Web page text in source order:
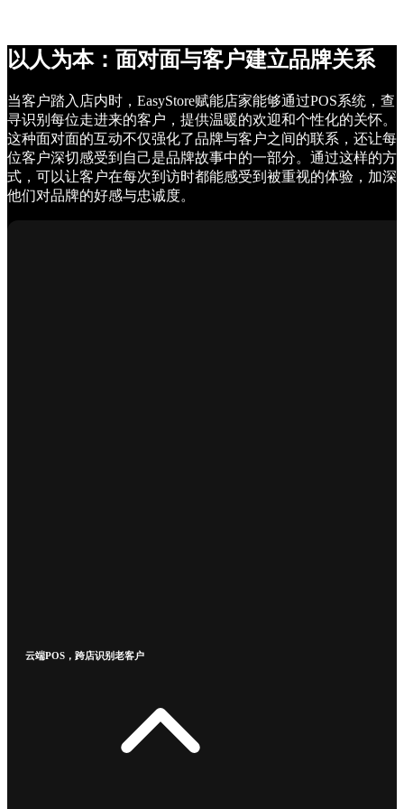
以人为本：面对面与客户建立品牌关系
当客户踏入店内时，EasyStore赋能店家能够通过POS系统，查
寻识别每位走进来的客户，提供温暖的欢迎和个性化的关怀。
这种面对面的互动不仅强化了品牌与客户之间的联系，还让每
位客户深切感受到自己是品牌故事中的一部分。通过这样的方
式，可以让客户在每次到访时都能感受到被重视的体验，加深
他们对品牌的好感与忠诚度。
云端POS，跨店识别老客户